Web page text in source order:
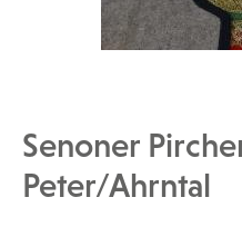
Senoner
Peter/Ahrntal